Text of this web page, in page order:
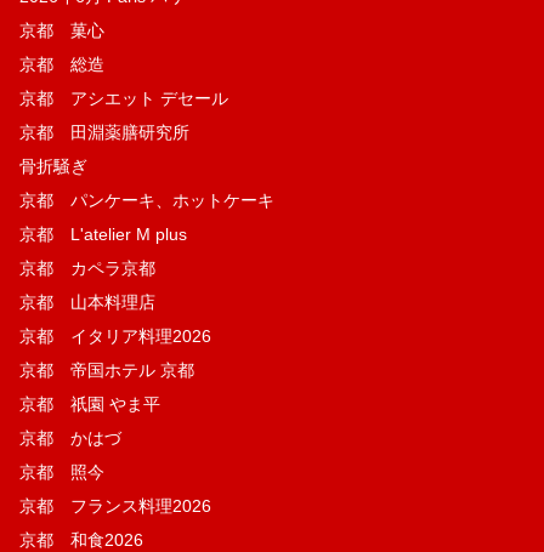
京都 菓​心
京都 総造
京都 アシエット デセール
京都 田淵薬膳研究所
骨折騒ぎ
京都 パンケーキ、ホットケーキ
京都 L'atelier M plus
京都 カペラ京都
京都 山本料理店
京都 イタリア料理2026
京都 帝国ホテル 京都
京都 祇園 やま平
京都 かはづ
京都 照今
京都 フランス料理2026
京都 和食2026